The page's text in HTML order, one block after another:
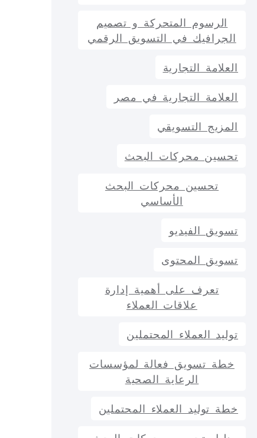
الرسوم المتحركة و تصميم
الجرافيك في التسويق الرقمي
العلامة التجارية
العلامة التجارية في مصر
المزيج التسويقي
تحسين محركات البحث
تحسين محركات البحث
الأساسي
تسويق الفيديو
تسويق المحتوى
تعرف على أهمية إدارة
علاقات العملاء
توليد العملاء المحتملين
خطة تسويق فعالة لمؤسسات
الرعاية الصحية
خطة توليد العملاء المحتملين